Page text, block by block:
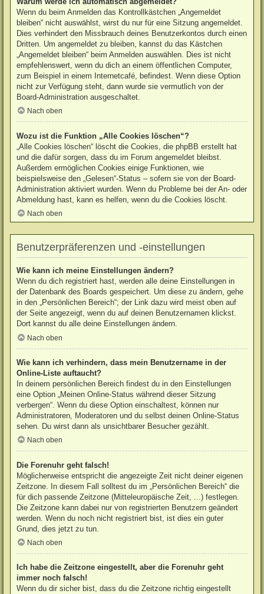
Wenn du beim Anmelden das Kontrollkästchen „Angemeldet
bleiben“ nicht auswählst, wirst du nur für eine Sitzung angemeldet.
Dies verhindert den Missbrauch deines Benutzerkontos durch einen
Dritten. Um angemeldet zu bleiben, kannst du das Kästchen
„Angemeldet bleiben“ beim Anmelden auswählen. Dies ist nicht
empfehlenswert, wenn du dich an einem öffentlichen Computer,
zum Beispiel in einem Internetcafé, befindest. Wenn diese Option
nicht zur Verfügung steht, dann wurde sie vermutlich von der
Board-Administration ausgeschaltet.
Nach oben
Wozu ist die Funktion „Alle Cookies löschen“?
„Alle Cookies löschen“ löscht die Cookies, die phpBB erstellt hat
und die dafür sorgen, dass du im Forum angemeldet bleibst.
Außerdem ermöglichen Cookies einige Funktionen, wie
beispielsweise den „Gelesen“-Status – sofern sie von der Board-
Administration aktiviert wurden. Wenn du Probleme bei der An- oder
Abmeldung hast, kann es helfen, wenn du die Cookies löscht.
Nach oben
Benutzerpräferenzen und -einstellungen
Wie kann ich meine Einstellungen ändern?
Wenn du dich registriert hast, werden alle deine Einstellungen in
der Datenbank des Boards gespeichert. Um diese zu ändern, gehe
in den „Persönlichen Bereich“; der Link dazu wird meist oben auf
der Seite angezeigt, wenn du auf deinen Benutzernamen klickst.
Dort kannst du alle deine Einstellungen ändern.
Nach oben
Wie kann ich verhindern, dass mein Benutzername in der
Online-Liste auftaucht?
In deinem persönlichen Bereich findest du in den Einstellungen
eine Option „Meinen Online-Status während dieser Sitzung
verbergen“. Wenn du diese Option einschaltest, können nur
Administratoren, Moderatoren und du selbst deinen Online-Status
sehen. Du wirst dann als unsichtbarer Besucher gezählt.
Nach oben
Die Forenuhr geht falsch!
Möglicherweise entspricht die angezeigte Zeit nicht deiner eigenen
Zeitzone. In diesem Fall solltest du im „Persönlichen Bereich“ die
für dich passende Zeitzone (Mitteleuropäische Zeit, ...) festlegen.
Die Zeitzone kann dabei nur von registrierten Benutzern geändert
werden. Wenn du noch nicht registriert bist, ist dies ein guter
Grund, dies jetzt zu tun.
Nach oben
Ich habe die Zeitzone eingestellt, aber die Forenuhr geht
immer noch falsch!
Wenn du dir sicher bist, dass du die Zeitzone richtig eingestellt